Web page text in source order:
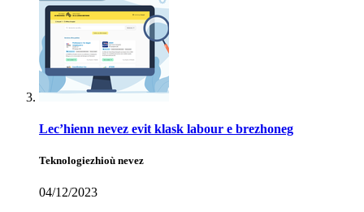
Lec’hienn nevez evit klask labour e brezhoneg
Teknologiezhioù nevez
04/12/2023